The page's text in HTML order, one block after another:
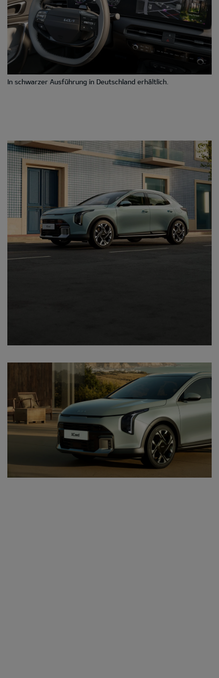
In schwarzer Ausführung in Deutschland erhältlich.